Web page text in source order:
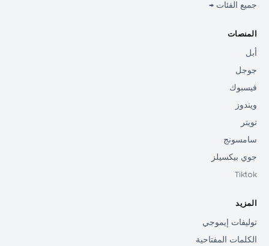
جميع الفئات →
المنصات
أبل
جوجل
فيسبوك
ويندوز
تويتر
سامسونج
جوي بيكسيلز
Tiktok
المزيد
توليفات إيموجي
الكلمات المفتاحية